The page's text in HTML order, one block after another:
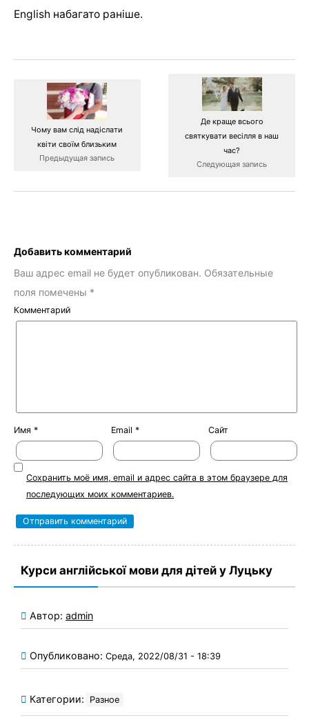
English набагато раніше.
Чому вам слід надіслати
квіти своїм близьким
Предыдущая запись
Де краще всього
святкувати весілля в наш
час?
Следующая запись
Добавить комментарий
Ваш адрес email не будет опубликован. Обязательные
поля помечены *
Комментарий
Имя * Email * Сайт
Сохранить моё имя, email и адрес сайта в этом браузере для
последующих моих комментариев.
Курси англійської мови для дітей у Луцьку
Автор: admin
Опубликовано: Среда, 2022/08/31 - 18:39
Категории: Разное